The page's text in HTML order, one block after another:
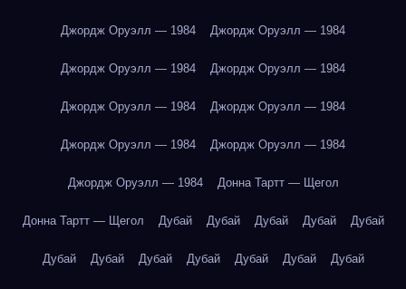
Джордж Оруэлл — 1984 Джордж Оруэлл — 1984
Джордж Оруэлл — 1984 Джордж Оруэлл — 1984
Джордж Оруэлл — 1984 Джордж Оруэлл — 1984
Джордж Оруэлл — 1984 Джордж Оруэлл — 1984
Джордж Оруэлл — 1984 Донна Тартт — Щегол
Донна Тартт — Щегол Дубай Дубай Дубай Дубай Дубай
Дубай Дубай Дубай Дубай Дубай Дубай Дубай